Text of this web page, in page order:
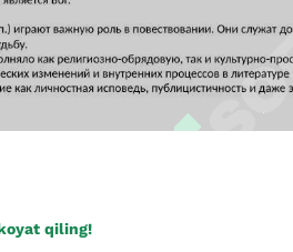
qiling!